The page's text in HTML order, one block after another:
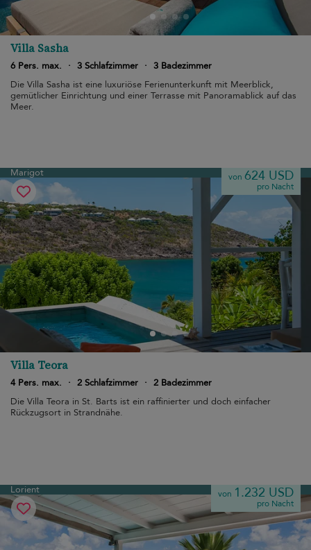
Villa Sasha
6 Pers. max. · 3 Schlafzimmer · 3 Badezimmer
Die Villa Sasha ist eine luxuriöse Ferienunterkunft mit Meerblick,
gemütlicher Einrichtung und einer Terrasse mit Panoramablick auf das
Meer.
Marigot von 624 USD
pro Nacht
Villa Teora
4 Pers. max. · 2 Schlafzimmer · 2 Badezimmer
Die Villa Teora in St. Barts ist ein raffinierter und doch einfacher
Rückzugsort in Strandnähe.
Lorient von 1.232 USD
pro Nacht